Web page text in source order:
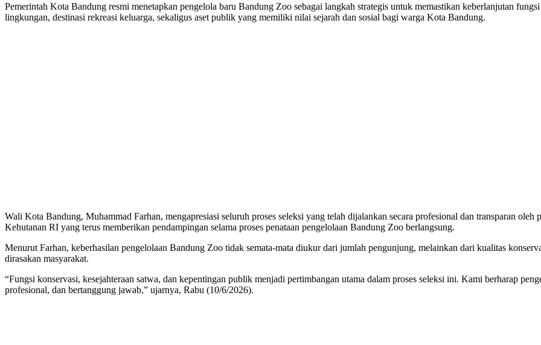
Pemerintah Kota Bandung resmi menetapkan pengelola baru Bandung Zoo sebagai langkah strategis untuk memastikan keberlanjutan
lingkungan, destinasi rekreasi keluarga, sekaligus aset publik yang memiliki nilai sejarah dan sosial bagi warga Kota Bandung.
Wali Kota Bandung, Muhammad Farhan, mengapresiasi seluruh proses seleksi yang telah dijalankan secara profesional dan transparan
Kehutanan RI yang terus memberikan pendampingan selama proses penataan pengelolaan Bandung Zoo berlangsung.
Menurut Farhan, keberhasilan pengelolaan Bandung Zoo tidak semata-mata diukur dari jumlah pengunjung, melainkan dari kualitas
dirasakan masyarakat.
“Fungsi konservasi, kesejahteraan satwa, dan kepentingan publik menjadi pertimbangan utama dalam proses seleksi ini. Kami berharap
profesional, dan bertanggung jawab,” ujarnya, Rabu (10/6/2026).